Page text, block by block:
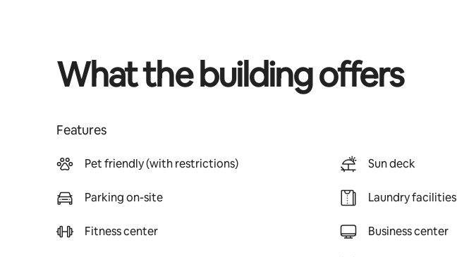
What the building offers
Features
Pet friendly (with restrictions)
Parking on-site
Fitness center
Sun deck
Laundry facilities
Business center